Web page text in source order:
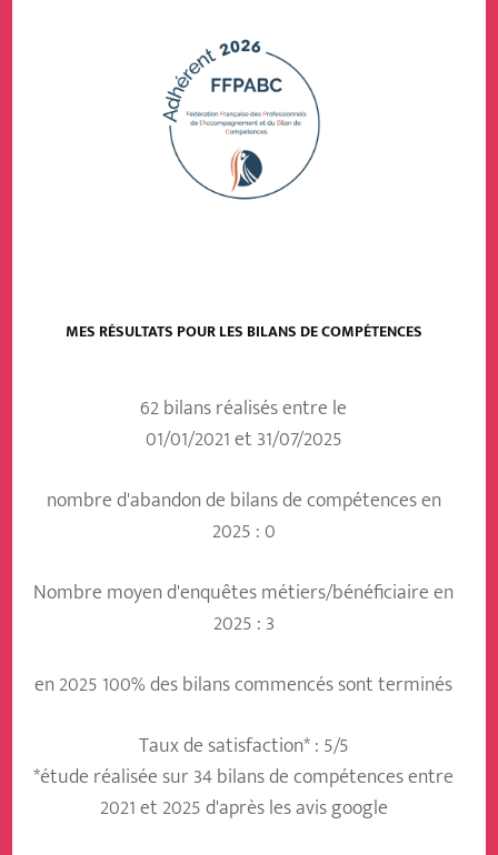
MES RÉSULTATS POUR LES BILANS DE COMPÉTENCES
62 bilans réalisés entre le
01/01/2021 et 31/07/2025
nombre d'abandon de bilans de compétences en
2025 : 0
Nombre moyen d'enquêtes métiers/bénéficiaire en
2025 : 3
en 2025 100% des bilans commencés sont terminés
Taux de satisfaction* : 5/5
*étude réalisée sur 34 bilans de compétences entre
2021 et 2025 d'après les avis google